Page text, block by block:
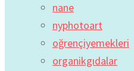
nane
nyphotoart
oğrençiyemekleri
organikgıdalar